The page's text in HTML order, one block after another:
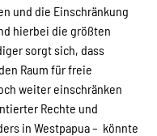
und die Einschränkung
hierbei die größten
sorgt sich, dass
Raum für freie
weiter einschränken
Rechte und
in Westpapua – könnte